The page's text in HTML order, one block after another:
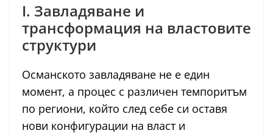
I. Завладяване и
трансформация на властовите
структури
Османското завладяване не е един
момент, а процес с различен темпоритъм
по региони, който след себе си оставя
нови конфигурации на власт и